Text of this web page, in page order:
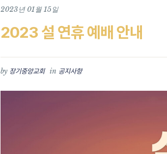
2023년 01월 15일
2023 설 연휴 예배 안내
by 장기중앙교회 in 공지사항